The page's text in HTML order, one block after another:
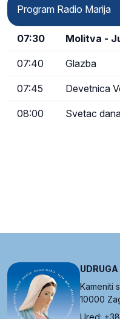
Program Radio Marija
07:30 Molitva -
07:40 Glazba
07:45 Devetnica
08:00 Svetac
Kameniti
10000